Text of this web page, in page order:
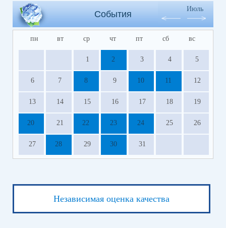
События
Июль
пн вт ср чт пт сб вс
1 2 3 4 5
6 7 8 9 10 11 12
13 14 15 16 17 18 19
20 21 22 23 24 25 26
27 28 29 30 31
Независимая оценка качества